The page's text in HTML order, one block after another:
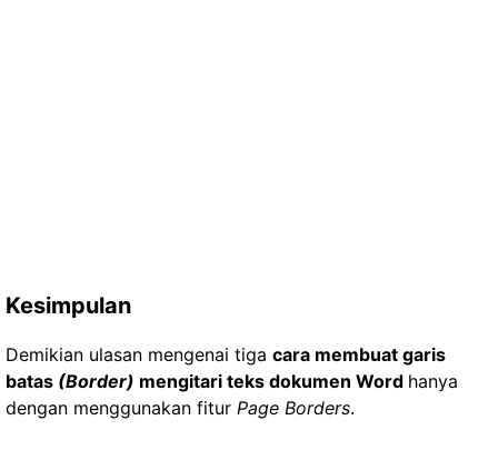
Kesimpulan
Demikian ulasan mengenai tiga cara membuat garis
batas (Border) mengitari teks dokumen Word hanya
dengan menggunakan fitur Page Borders.